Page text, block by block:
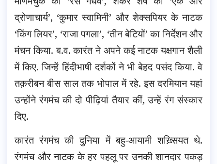
द्रोणाचार्य’, ‘कुमार स्वामिनी’ और शेक्सपियर के नाटक
‘किंग लियर’, ‘राजा पगला’, ‘तीन बेटियों’ का निर्देशन और
मंचन किया. ब.व. कारंत ने अपने कई नाटक यक्षगान शैली
में किए. जिन्हें हिंदीभाषी दर्शकों ने भी बेहद पसंद किया. वे
तक़रीबन बीस साल तक भोपाल में रहे. इस दरमियान यहां
उन्होंने रंगमंच की दो पीढ़ियां तैयार कीं, उन्हें रंग संस्कार
दिए.
कारंत रंगमंच की दुनिया में बहु-आयामी शख़्सियत थे.
रंगमंच और नाटक के हर पहलू पर उनकी शानदार पकड़